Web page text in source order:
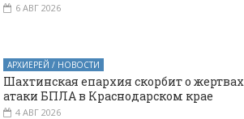
6 АВГ 2026
АРХИЕРЕЙ / НОВОСТИ
Шахтинская епархия скорбит о жертвах
атаки БПЛА в Краснодарском крае
4 АВГ 2026